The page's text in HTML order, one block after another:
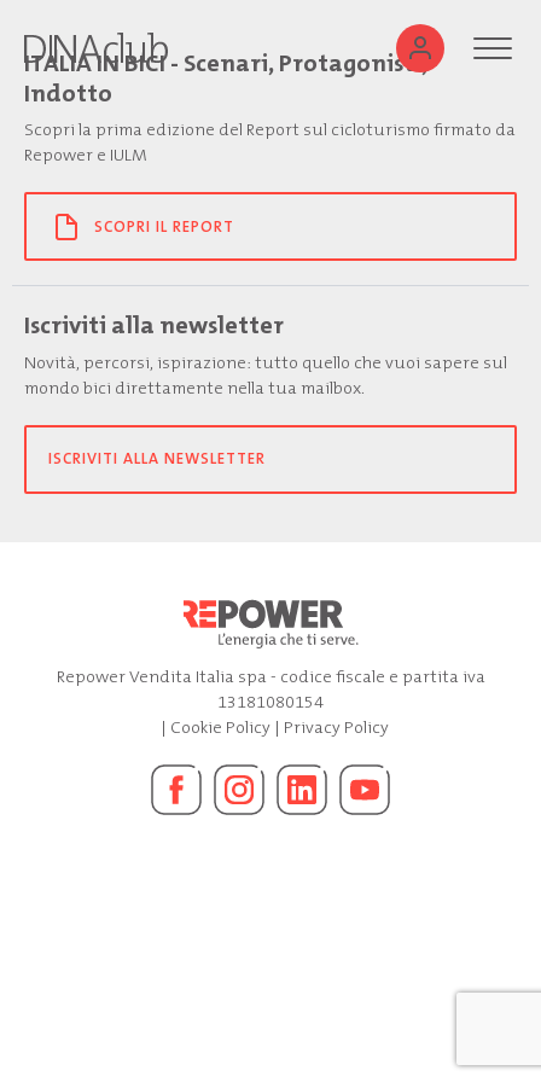
ITALIA IN BICI - Scenari, Protagonisti,
Indotto
Scopri la prima edizione del Report sul cicloturismo firmato da
Repower e IULM
SCOPRI IL REPORT
Iscriviti alla newsletter
Novità, percorsi, ispirazione: tutto quello che vuoi sapere sul
mondo bici direttamente nella tua mailbox.
ISCRIVITI ALLA NEWSLETTER
Repower Vendita Italia spa - codice fiscale e partita iva
13181080154
| Cookie Policy| Privacy Policy